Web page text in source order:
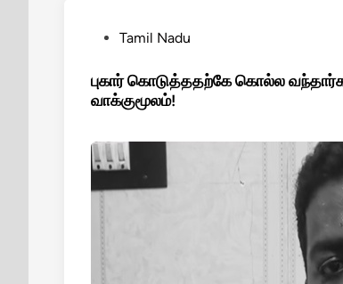
PostedTamil Nadu
புகார் கொடுத்ததற்கே கொல்ல
வாக்குமூலம்!